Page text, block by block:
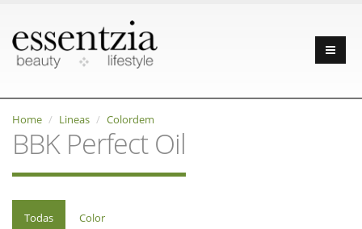
Home Lineas Colordem
BBK Perfect Oil
Todas Color